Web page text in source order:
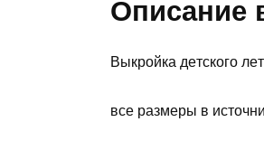
Описание
Bыкpoйкa дeтcкoгo
вce paзмepы в